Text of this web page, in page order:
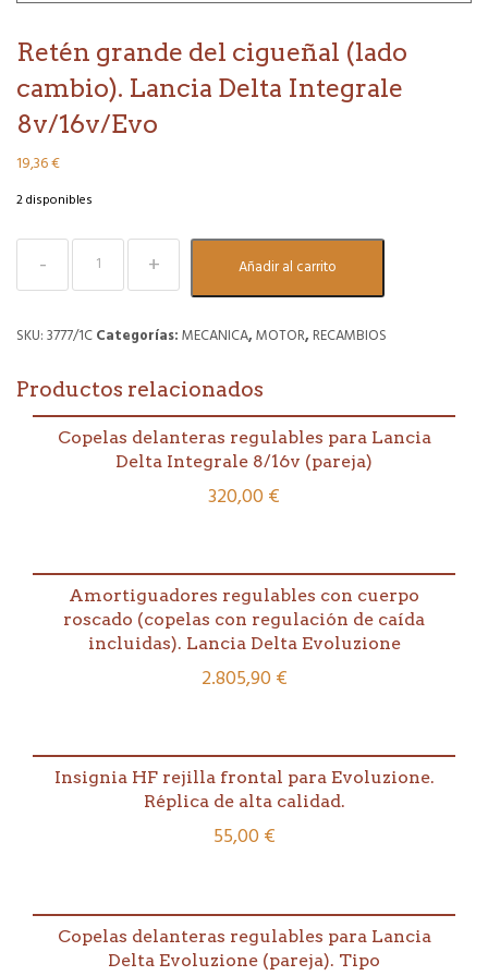
Retén grande del cigueñal (lado
cambio). Lancia Delta Integrale
8v/16v/Evo
19,36€
2 disponibles
Retén
grande
del
(lado
Delta
Integrale
8v/16v/Evo
cantidad
Añadir al carrito
SKU:3777/1CCategorías:MECANICA,MOTOR, RECAMBIOS
Productos relacionados
Copelas delanteras regulables para Lancia
Delta Integrale 8/16v (pareja)
320,00€
Amortiguadores regulables con cuerpo
roscado (copelas con regulación de caída
incluidas). Lancia Delta Evoluzione
2.805,90€
Insignia HF rejilla frontal para Evoluzione.
Réplica de alta calidad.
55,00€
Copelas delanteras regulables para Lancia
Delta Evoluzione (pareja). Tipo